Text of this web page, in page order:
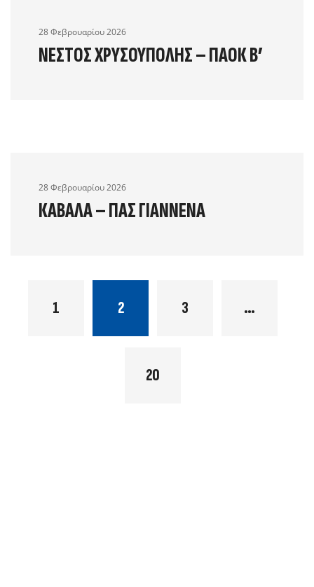
28 Φεβρουαρίου 2026
ΝΈΣΤΟΣ ΧΡΥΣΟΎΠΟΛΗΣ – ΠΑΟΚ Β’
28 Φεβρουαρίου 2026
ΚΑΒΆΛΑ – ΠΑΣ ΓΙΆΝΝΕΝΑ
1 2 3 …
20